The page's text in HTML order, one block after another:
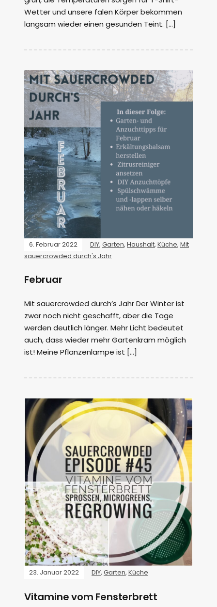
Wetter und unsere falen Körper bekommen
langsam wieder einen gesunden Teint. […]
6. Februar 2022 DIY, Garten, Haushalt, Küche, Mit
sauercrowded durch's Jahr
Februar
Mit sauercrowded durch’s Jahr Der Winter ist
zwar noch nicht geschafft, aber die Tage
werden deutlich länger. Mehr Licht bedeutet
auch, dass wieder mehr Gartenkram möglich
ist! Meine Pflanzenlampe ist […]
23. Januar 2022 DIY, Garten, Küche
Vitamine vom Fensterbrett